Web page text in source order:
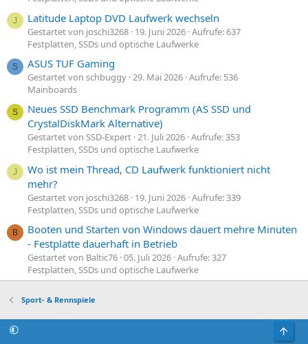
J Latitude Laptop DVD Laufwerk wechseln
Gestartet von joschi3268 19. Juni 2026 Aufrufe: 637
Festplatten, SSDs und optische Laufwerke
S ASUS TUF Gaming
Gestartet von schbuggy 29. Mai 2026 Aufrufe: 536
Mainboards
S
Neues SSD Benchmark Programm (AS SSD und
CrystalDiskMark Alternative)
Gestartet von SSD-Expert 21. Juli 2026 Aufrufe: 353
Festplatten, SSDs und optische Laufwerke
J
Wo ist mein Thread, CD Laufwerk funktioniert nicht
mehr?
Gestartet von joschi3268 19. Juni 2026 Aufrufe: 339
Festplatten, SSDs und optische Laufwerke
B
Booten und Starten von Windows dauert mehre Minuten
- Festplatte dauerhaft in Betrieb
Gestartet von Baltic76 05. Juli 2026 Aufrufe: 327
Festplatten, SSDs und optische Laufwerke
Sport- & Rennspiele